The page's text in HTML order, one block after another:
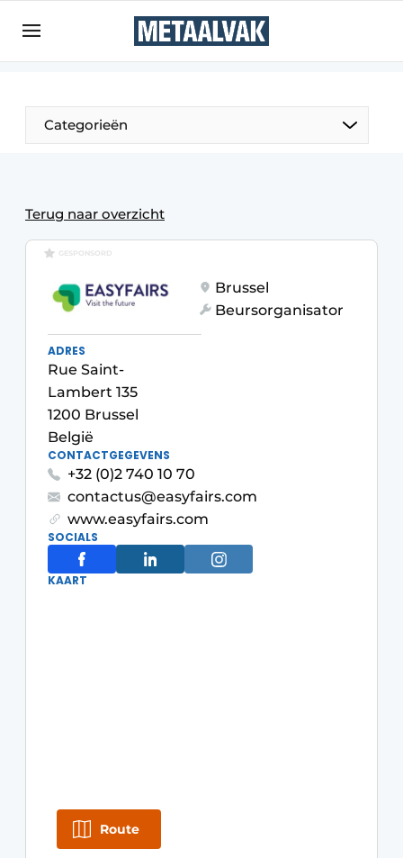
Bedrijven
Contact
Eigen content aanleveren
Evenement aanmelden
Meest gelezen
Nieuwsbrief
Podcasts
Privacy / Cookie statement
Vacature aanmelden
Vacatures
Video’s
Categorieën
Terug naar overzicht
GESPONSORD
Brussel
Beursorganisator
ADRES
Rue Saint-
Lambert 135
1200 Brussel
België
CONTACTGEGEVENS
+32 (0)2 740 10 70
contactus@easyfairs.com
www.easyfairs.com
SOCIALS
KAART
Route